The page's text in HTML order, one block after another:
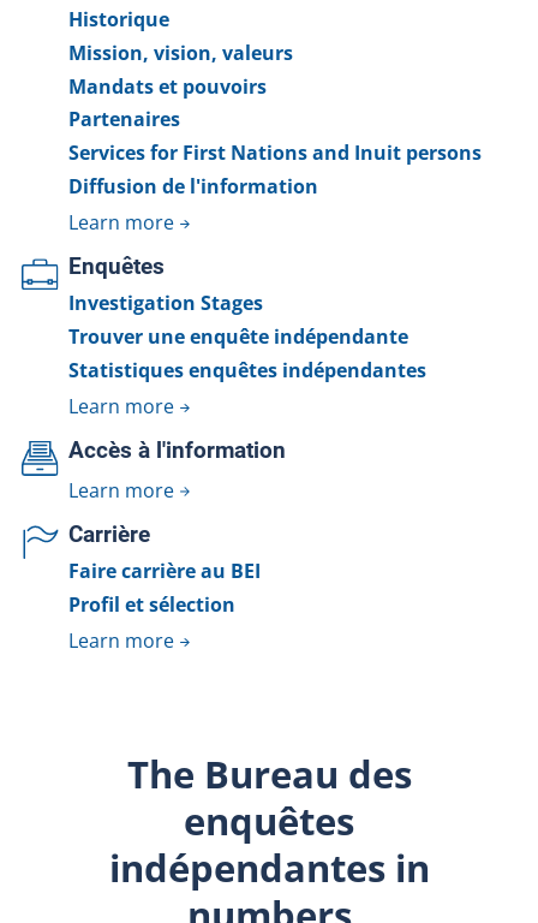
Historique
Mission, vision, valeurs
Mandats et pouvoirs
Partenaires
Services for First Nations and Inuit persons
Diffusion de l'information
Learn more
Enquêtes
Investigation Stages
Trouver une enquête indépendante
Statistiques enquêtes indépendantes
Learn more
Accès à l'information
Learn more
Carrière
Faire carrière au BEI
Profil et sélection
Learn more
The Bureau des
enquêtes
indépendantes in